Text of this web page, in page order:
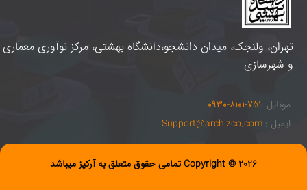
تهران، ولنجک، میدان دانشجو،دانشگاه بهشتی، مرکز نوآوری معماری
و شهرسازی
موبایل :0930-8101-751
ایمیل : Support@archizco.com
Copyright © 2026 تمامی حقوق متعلق به آرکیز میباشد